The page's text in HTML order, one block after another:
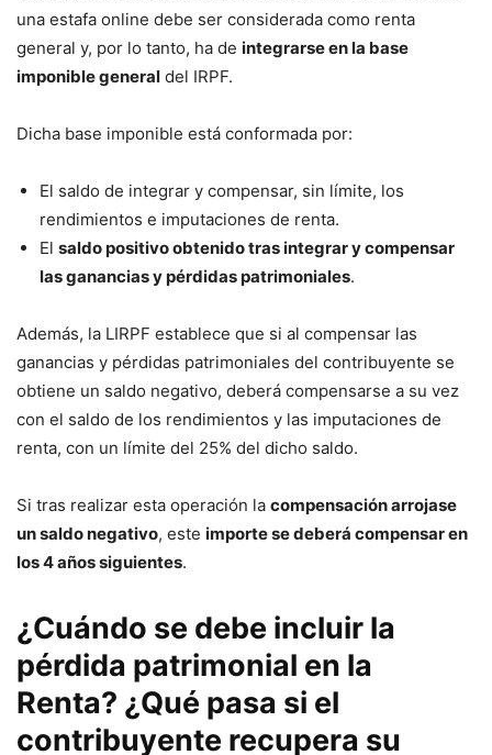
una estafa online debe ser considerada como renta
general y, por lo tanto, ha de integrarse en la base
imponible general del IRPF.
Dicha base imponible está conformada por:
El saldo de integrar y compensar, sin límite, los
rendimientos e imputaciones de renta.
El saldo positivo obtenido tras integrar y compensar
las ganancias y pérdidas patrimoniales.
Además, la LIRPF establece que si al compensar las
ganancias y pérdidas patrimoniales del contribuyente se
obtiene un saldo negativo, deberá compensarse a su vez
con el saldo de los rendimientos y las imputaciones de
renta, con un límite del 25% del dicho saldo.
Si tras realizar esta operación la compensación arrojase
un saldo negativo, este importe se deberá compensar en
los 4 años siguientes.
¿Cuándo se debe incluir la
pérdida patrimonial en la
Renta? ¿Qué pasa si el
contribuyente recupera su